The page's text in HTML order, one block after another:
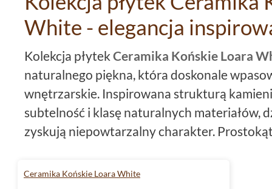
White - elegancja
Kolekcja płytek Ceramika Końskie Loara
naturalnego piękna, która doskonale
wnętrzarskie. Inspirowana strukturą
subtelność i klasę naturalnych materiałów,
zyskują niepowtarzalny charakter.
elegancji i funkcjonalności. Wykonane z
Ceramika Końskie Loara White